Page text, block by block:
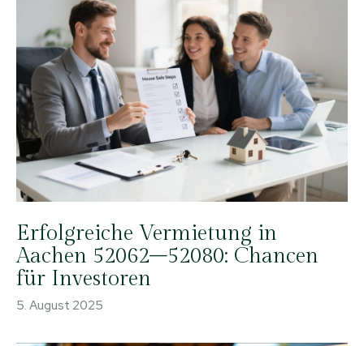
Erfolgreiche Vermietung in
Aachen 52062–52080: Chancen
für Investoren
5. August 2025